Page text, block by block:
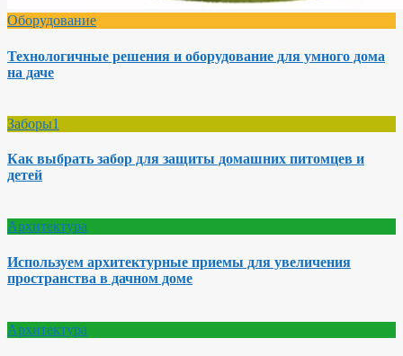
Оборудование
Технологичные решения и оборудование для умного дома
на даче
Заборы1
Как выбрать забор для защиты домашних питомцев и
детей
Архитектура
Используем архитектурные приемы для увеличения
пространства в дачном доме
Архитектура